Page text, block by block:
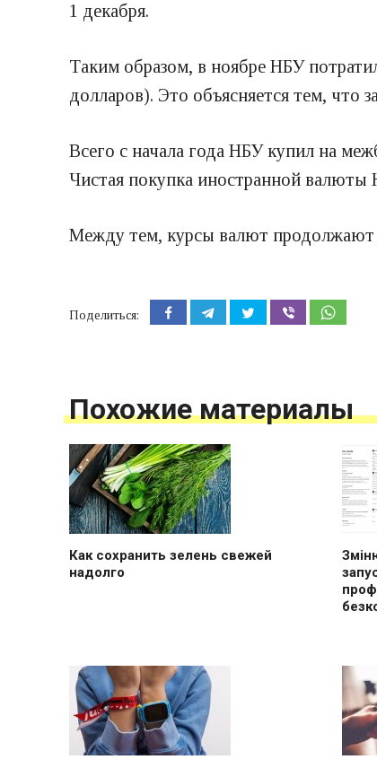
1 декабря.
Таким образом, в ноябре НБУ
долларов). Это объясняется тем, что
Всего с начала года НБУ купил на
Чистая покупка иностранной валюты
Между тем, курсы валют продолжают
Поделиться:
Похожие материалы
Как сохранить зелень свежей
надолго